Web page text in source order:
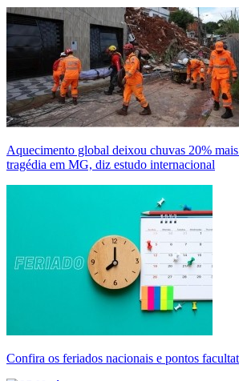
Aquecimento global deixou chuvas 20%
tragédia em MG, diz estudo internacional
Confira os feriados nacionais e pontos